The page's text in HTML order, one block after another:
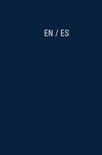
EN ES